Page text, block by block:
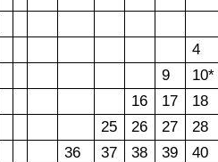
4
9
10*
16
17
18
25
26 27
28
36
37 38 39
40